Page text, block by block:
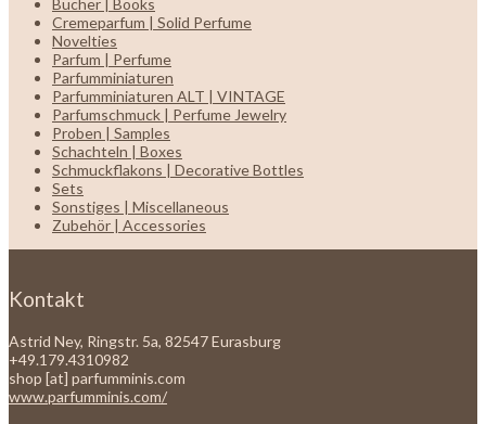
Bücher | Books
Cremeparfum | Solid Perfume
Novelties
Parfum | Perfume
Parfumminiaturen
Parfumminiaturen ALT | VINTAGE
Parfumschmuck | Perfume Jewelry
Proben | Samples
Schachteln | Boxes
Schmuckflakons | Decorative Bottles
Sets
Sonstiges | Miscellaneous
Zubehör | Accessories
Kontakt
Astrid Ney, Ringstr. 5a, 82547 Eurasburg
+49.179.4310982
shop [at] parfumminis.com
www.parfumminis.com/